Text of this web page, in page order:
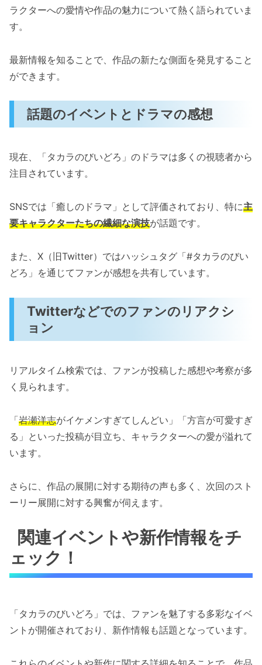
ラクターへの愛情や作品の魅力について熱く語られていま
す。
最新情報を知ることで、作品の新たな側面を発見すること
ができます。
話題のイベントとドラマの感想
現在、「タカラのびいどろ」のドラマは多くの視聴者から
注目されています。
SNSでは「癒しのドラマ」として評価されており、特に主
要キャラクターたちの繊細な演技が話題です。
また、X（旧Twitter）ではハッシュタグ「#タカラのびい
どろ」を通じてファンが感想を共有しています。
Twitterなどでのファンのリアクシ
ョン
リアルタイム検索では、ファンが投稿した感想や考察が多
く見られます。
「岩瀬洋志がイケメンすぎてしんどい」「方言が可愛すぎ
る」といった投稿が目立ち、キャラクターへの愛が溢れて
います。
さらに、作品の展開に対する期待の声も多く、次回のスト
ーリー展開に対する興奮が伺えます。
関連イベントや新作情報をチ
ェック！
「タカラのびいどろ」では、ファンを魅了する多彩なイベ
ントが開催されており、新作情報も話題となっています。